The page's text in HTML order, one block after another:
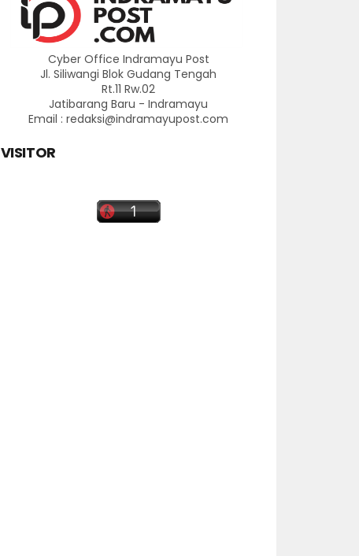
Cyber Office Indramayu Post
Jl. Siliwangi Blok Gudang Tengah
Rt.11 Rw.02
Jatibarang Baru - Indramayu
Email : redaksi@indramayupost.com
VISITOR